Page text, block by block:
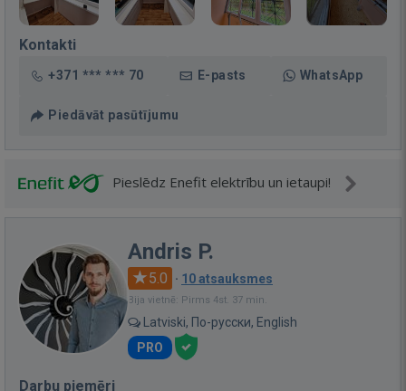
Kontakti
+371 *** *** 70 E-pasts WhatsApp
Piedāvāt pasūtījumu
Pieslēdz Enefit elektrību un ietaupi!
Andris P.
5.0 · 10 atsauksmes
Bija vietnē: Pirms 4st. 37 min.
Latviski, По-русски, English
PRO
Darbu piemēri